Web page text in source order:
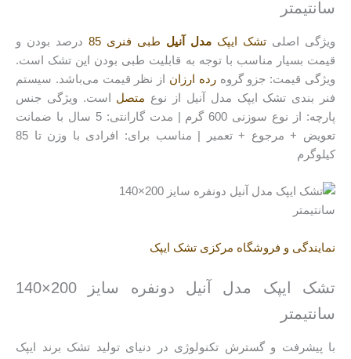
سانتیمتر
ویژگی اصلی تشک ایپک مدل آنیل طبی فنری 85
درصد بودن و
قیمت بسیار مناسب با توجه به قابلیت طبی بودن این تشک است.
ویژگی قیمت: جزو گروهرده ارزان از نظر قیمت می‌باشد. سیستم
فنر بندی تشک ایپک مدل آنیل از نوع متصل
است. ویژگی جنس
پارچه: از نوع سوزنی 600 گرم | مدت گارانتی: 5 سال با ضمانت
تعویض + مرجوع + تعمیر | مناسب برای: افرادی با وزن تا 85
کیلوگرم
نمایندگی و فروشگاه مرکزی تشک ایپک
تشک ایپک مدل آنیل دونفره سایز 200×140
سانتیمتر
با پیشرفت و گسترش تکنولوژی در دنیای تولید تشک برند ایپک